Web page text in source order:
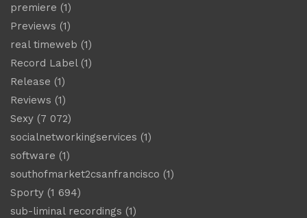
premiere (1)
Previews (1)
real timeweb (1)
Record Label(1)
Release (1)
Reviews (1)
Sexy (7 072)
socialnetworkingservices (1)
software (1)
southofmarket2csanfrancisco (1)
Sporty (1 694)
sub-liminal recordings (1)